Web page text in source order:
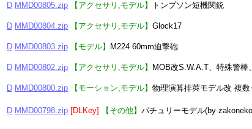
D MMD00805.zip 【アクセサリ,モデル】 トンプソン短機関銃
D MMD00804.zip 【アクセサリ,モデル】 Glock17
D MMD00803.zip 【モデル】 M224 60mm迫撃砲
D MMD00802.zip 【アクセサリ,モデル】 MOB改S.W.A.T、特殊警棒
D MMD00800.zip 【モーション,モデル】 物理演算排莢モデル改 複数
D MMD00798.zip [DLKey] 【その他】 パチュリーモデル(by